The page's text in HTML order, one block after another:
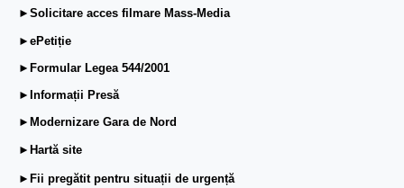
►Solicitare acces filmare Mass-Media
►ePetiție
►Formular Legea 544/2001
►Informații Presă
►Modernizare Gara de Nord
►Hartă site
►Fii pregătit pentru situații de urgență